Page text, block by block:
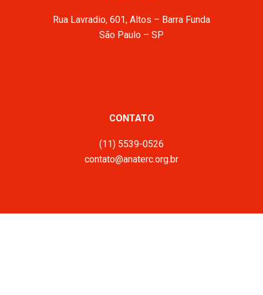
Rua Lavradio, 601, Altos – Barra Funda
São Paulo – SP
CONTATO
(11) 5539-0526
contato@anaterc.org.br